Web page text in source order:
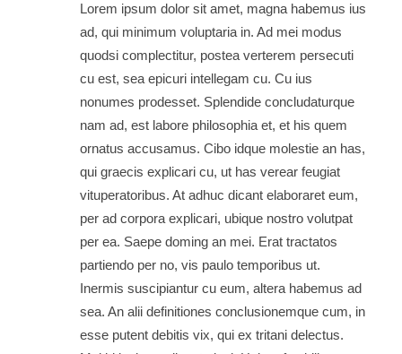
Lorem ipsum dolor sit amet, magna habemus ius
ad, qui minimum voluptaria in. Ad mei modus
quodsi complectitur, postea verterem persecuti
cu est, sea epicuri intellegam cu. Cu ius
nonumes prodesset. Splendide concludaturque
nam ad, est labore philosophia et, et his quem
ornatus accusamus. Cibo idque molestie an has,
qui graecis explicari cu, ut has verear feugiat
vituperatoribus. At adhuc dicant elaboraret eum,
per ad corpora explicari, ubique nostro volutpat
per ea. Saepe doming an mei. Erat tractatos
partiendo per no, vis paulo temporibus ut.
Inermis suscipiantur cu eum, altera habemus ad
sea. An alii definitiones conclusionemque cum, in
esse putent debitis vix, qui ex tritani delectus.